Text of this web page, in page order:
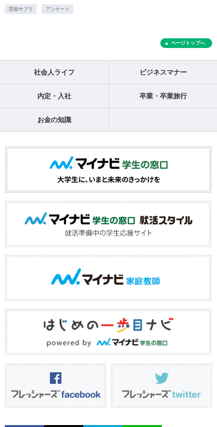
芸能サプリ アンケート
ページトップへ
社会人ライフ ビジネスマナー
内定・入社 卒業・卒業旅行
お金の知識